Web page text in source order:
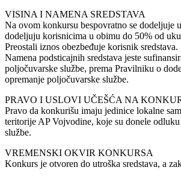
VISINA I NAMENA SREDSTAVA
Na ovom konkursu bespovratno se dodeljuje
dodeljuju korisnicima u obimu do 50% od
Preostali iznos obezbeđuje korisnik sredstava.
Namena podsticajnih sredstava jeste
poljočuvarske službe, prema Pravilniku o
opremanje poljočuvarske službe.
PRAVO I USLOVI UČEŠĆA NA
Pravo da konkurišu imaju jedinice lokalne
teritorije AP Vojvodine, koje su donele
službe.
VREMENSKI OKVIR KONKURSA
Konkurs je otvoren do utroška sredstava, a